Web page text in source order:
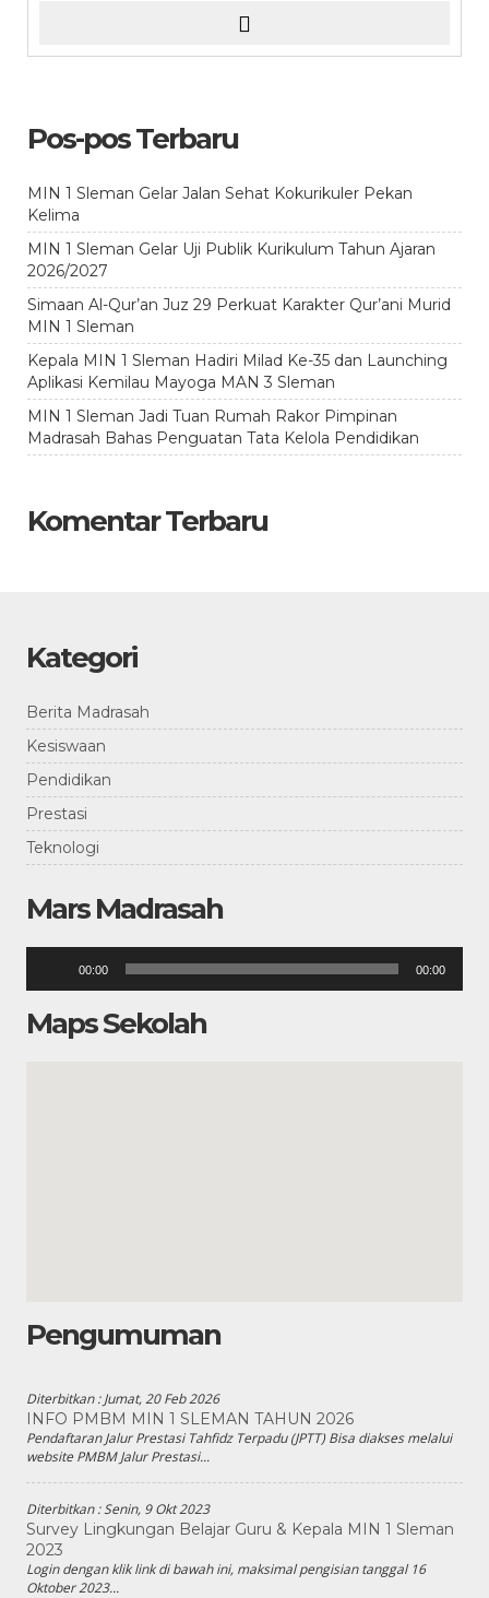
Pos-pos Terbaru
MIN 1 Sleman Gelar Jalan Sehat Kokurikuler Pekan
Kelima
MIN 1 Sleman Gelar Uji Publik Kurikulum Tahun Ajaran
2026/2027
Simaan Al-Qur’an Juz 29 Perkuat Karakter Qur’ani Murid
MIN 1 Sleman
Kepala MIN 1 Sleman Hadiri Milad Ke-35 dan Launching
Aplikasi Kemilau Mayoga MAN 3 Sleman
MIN 1 Sleman Jadi Tuan Rumah Rakor Pimpinan
Madrasah Bahas Penguatan Tata Kelola Pendidikan
Komentar Terbaru
Kategori
Berita Madrasah
Kesiswaan
Pendidikan
Prestasi
Teknologi
Mars Madrasah
00:00 00:00
Maps Sekolah
Pengumuman
Diterbitkan :Jumat, 20 Feb 2026
INFO PMBM MIN 1 SLEMAN TAHUN 2026
Pendaftaran Jalur Prestasi Tahfidz Terpadu (JPTT) Bisa diakses melalui
website PMBM Jalur Prestasi...
Diterbitkan :Senin, 9 Okt 2023
Survey Lingkungan Belajar Guru & Kepala MIN 1 Sleman
2023
Login dengan klik link di bawah ini, maksimal pengisian tanggal 16
Oktober 2023...